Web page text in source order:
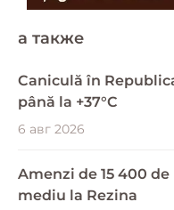
a также
Caniculă în
până la +37°C
6 авг 2026
Amenzi de 15 400
mediu la Rezina